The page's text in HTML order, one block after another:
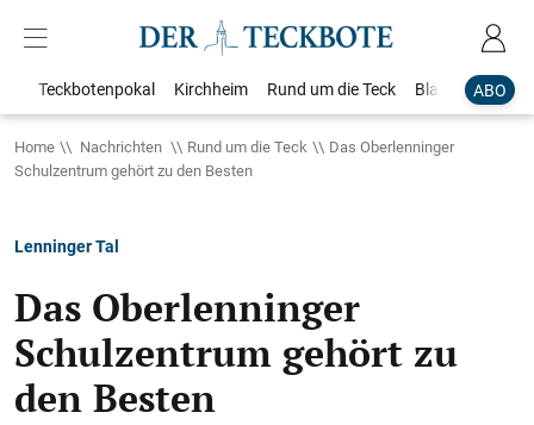
ABO
Teckbotenpokal Kirchheim Rund um die Teck Blaulicht
Home Nachrichten Rund um die Teck
Das Oberlenninger
Schulzentrum gehört zu den Besten
Lenninger Tal
Das Oberlenninger
Schulzentrum gehört zu
den Besten